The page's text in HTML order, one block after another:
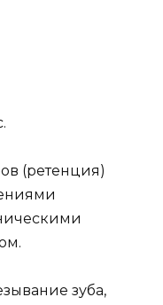
(ретенция)
зуба,